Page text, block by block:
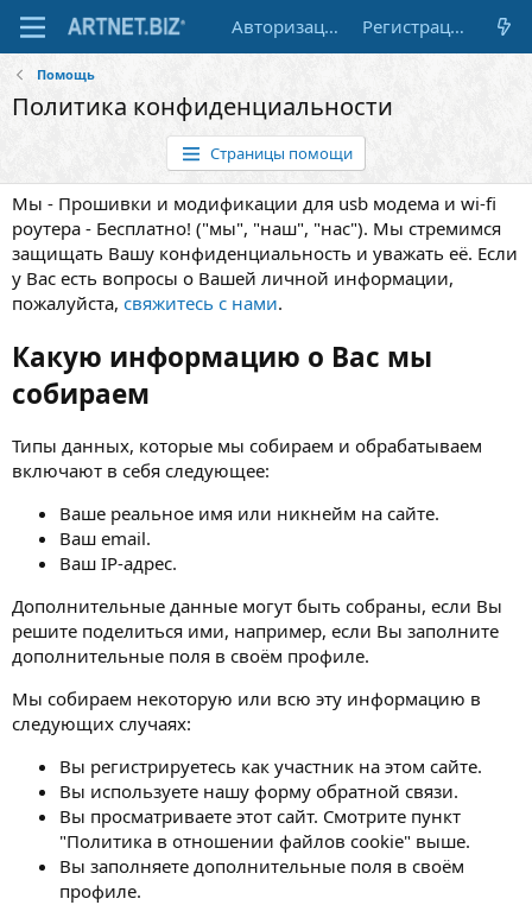
Авторизация Регистрация
Помощь
Политика конфиденциальности
Страницы помощи
Мы - Прошивки и модификации для usb модема и wi-fi
роутера - Бесплатно! ("мы", "наш", "нас"). Мы стремимся
защищать Вашу конфиденциальность и уважать её. Если
у Вас есть вопросы о Вашей личной информации,
пожалуйста, свяжитесь с нами.
Какую информацию о Вас мы
собираем
Типы данных, которые мы собираем и обрабатываем
включают в себя следующее:
Ваше реальное имя или никнейм на сайте.
Ваш email.
Ваш IP-адрес.
Дополнительные данные могут быть собраны, если Вы
решите поделиться ими, например, если Вы заполните
дополнительные поля в своём профиле.
Мы собираем некоторую или всю эту информацию в
следующих случаях:
Вы регистрируетесь как участник на этом сайте.
Вы используете нашу форму обратной связи.
Вы просматриваете этот сайт. Смотрите пункт
"Политика в отношении файлов cookie" выше.
Вы заполняете дополнительные поля в своём
профиле.